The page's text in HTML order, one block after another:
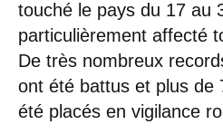
touché le pays du 17 au
particulièrement affecté
De très nombreux
ont été battus et plus de
été placés en vigilance